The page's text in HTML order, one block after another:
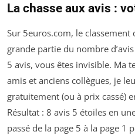
La chasse aux avis :
Sur 5euros.com, le classement
grande partie du nombre
5 avis, vous êtes invisible. Ma
amis et anciens collègues, je
gratuitement (ou à prix cassé)
Résultat : 8 avis 5 étoiles en
passé de la page 5 à la page 1